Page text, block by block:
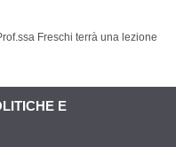
Freschi terrà una lezione
E